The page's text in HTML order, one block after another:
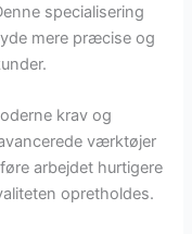
specialisering
mere præcise og
krav og
værktøjer
arbejdet hurtigere
opretholdes.